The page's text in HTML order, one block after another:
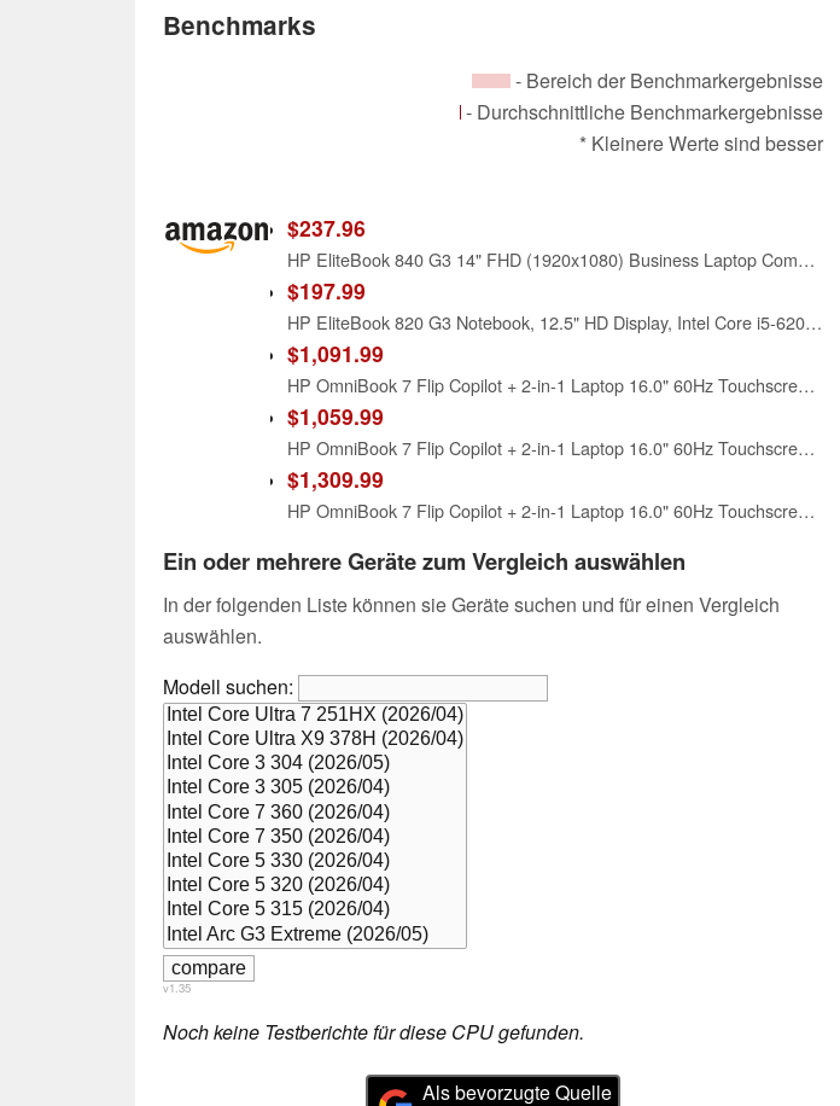
Benchmarks
- Bereich der Benchmarkergebnisse
- Durchschnittliche Benchmarkergebnisse
* Kleinere Werte sind besser
$237.96
HP EliteBook 840 G3 14" FHD (1920x1080) Business Laptop Computer, Intel Core i7-6600 Up to 3.40GHz Notebook PC, 16GB RAM, 256GB SSD, Type-C, Windows 11 Pro (Renewed)
$197.99
HP EliteBook 820 G3 Notebook, 12.5" HD Display, Intel Core i5-6200U, 8GB DDR4 RAM, 256GB SSD, Windows 11, (Renewed)
$1,091.99
HP OmniBook 7 Flip Copilot + 2-in-1 Laptop 16.0" 60Hz Touchscreen IPS WUXGA
$1,059.99
HP OmniBook 7 Flip Copilot + 2-in-1 Laptop 16.0" 60Hz Touchscreen IPS WUXGA
$1,309.99
HP OmniBook 7 Flip Copilot + 2-in-1 Laptop 16.0" 60Hz Touchscreen IPS WUXGA
Ein oder mehrere Geräte zum Vergleich auswählen
In der folgenden Liste können sie Geräte suchen und für einen Vergleich
auswählen.
Modell suchen:
v1.35
Noch keine Testberichte für diese CPU gefunden.
Als bevorzugte Quelle